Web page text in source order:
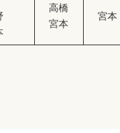
高橋
宮本
宮本